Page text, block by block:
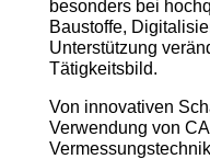
besonders bei
Baustoffe,
Unterstützung
Tätigkeitsbild.
Von innovativen
Verwendung von